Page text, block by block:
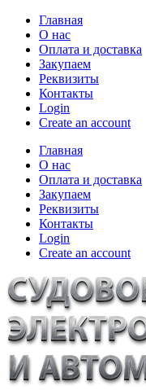
Главная
О нас
Оплата и доставка
Закупаем
Реквизиты
Контакты
Login
Create an account
Главная
О нас
Оплата и доставка
Закупаем
Реквизиты
Контакты
Login
Create an account